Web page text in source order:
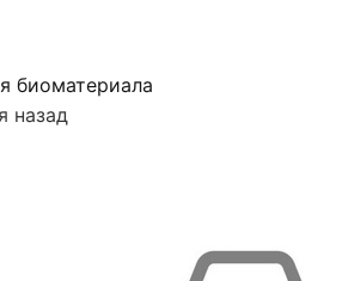
биоматериала
назад